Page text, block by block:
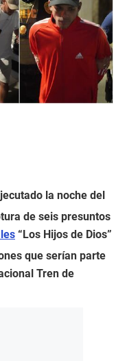
la noche del
de seis presuntos
“Los Hijos de Dios”
que serían parte
Tren de